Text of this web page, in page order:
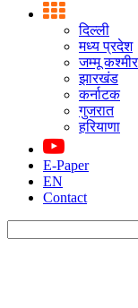
दिल्ली
मध्य प्रदेश
जम्मू कश्मीर
झारखंड
कर्नाटक
गुजरात
हरियाणा
E-Paper
EN
Contact